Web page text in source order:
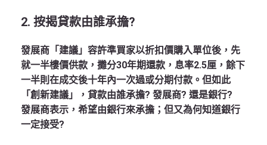
2. 按揭貸款由誰承擔?
發展商「建議」容許準買家以折扣價購入單位後，先
就一半樓價供款，攤分30年期還款，息率2.5厘，餘下
一半則在成交後十年內一次過或分期付款。但如此
「創新建議」，貸款由誰承擔? 發展商? 還是銀行?
發展商表示，希望由銀行來承擔；但又為何知道銀行
一定接受?